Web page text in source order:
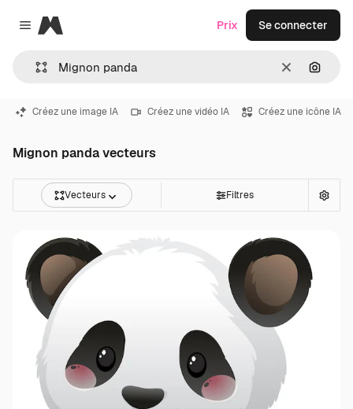
Close menu
Magnific
Effacer
Prix Se connecter
Créez une image IA Créez une vidéo IA Créez une icône IA
Mignon panda vecteurs
Vecteurs Filtres